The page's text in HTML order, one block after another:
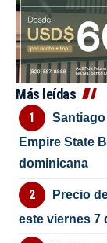
Más leídas
Empire State
dominicana
Precio
este viernes 7